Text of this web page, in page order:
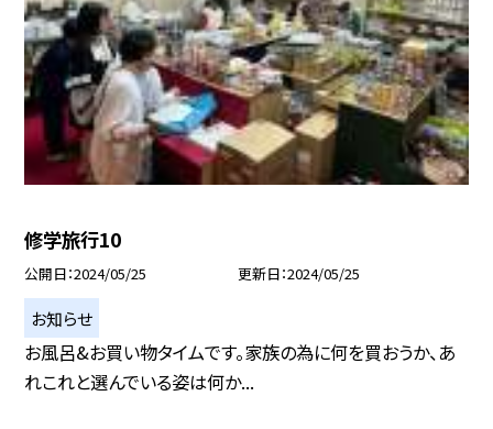
修学旅行10
公開日 2024/05/25 更新日 2024/05/25
お知らせ
お風呂&お買い物タイムです。家族の為に何を買おうか、あ
れこれと選んでいる姿は何か...